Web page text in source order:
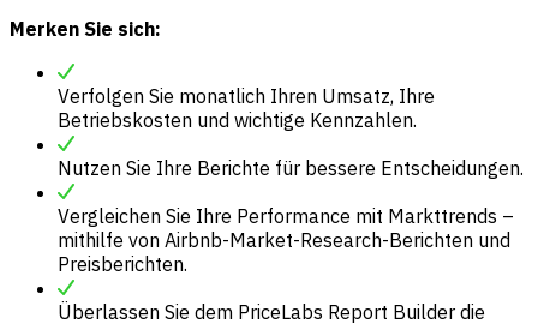
Merken Sie sich:
Verfolgen Sie monatlich Ihren Umsatz, Ihre
Betriebskosten und wichtige Kennzahlen.
Nutzen Sie Ihre Berichte für bessere Entscheidungen.
Vergleichen Sie Ihre Performance mit Markttrends –
mithilfe von Airbnb-Market-Research-Berichten und
Preisberichten.
Überlassen Sie dem PriceLabs Report Builder die